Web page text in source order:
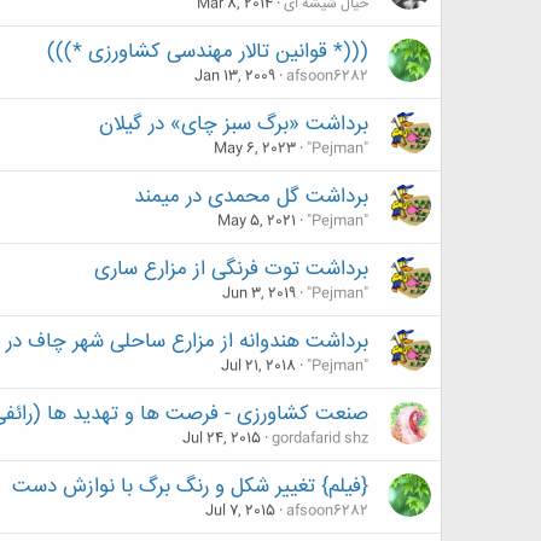
(((* قوانین تالار مهندسی کشاورزی *)))
afsoon6282
Jan 13, 2009
برداشت «برگ سبز چای» در گیلان
"Pejman"
May 6, 2023
برداشت گل محمدی در میمند
"Pejman"
May 5, 2021
برداشت توت فرنگی از مزارع ساری
"Pejman"
Jun 3, 2019
برداشت هندوانه از مزارع ساحلی شهر چاف
"Pejman"
Jul 21, 2018
صنعت کشاورزی - فرصت ها و تهدید ها
gordafarid shz
Jul 24, 2015
{فیلم} تغییر شکل و رنگ برگ با نوازش دست
afsoon6282
Jul 7, 2015